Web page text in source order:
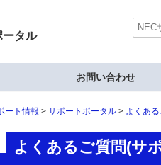
ータル
お問い合わせ
ート情報 サポートポータル よくあ
よくあるご質問(サ